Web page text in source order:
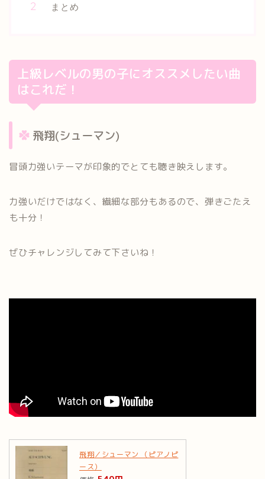
まとめ
上級レベルの男の子にオススメしたい曲
はこれだ！
飛翔(シューマン)
冒頭力強いテーマが印象的でとても聴き映えします。
力強いだけではなく、繊細な部分もあるので、弾きごたえ
も十分！
ぜひチャレンジしてみて下さいね！
飛翔／シューマン （ピアノピ
ース）